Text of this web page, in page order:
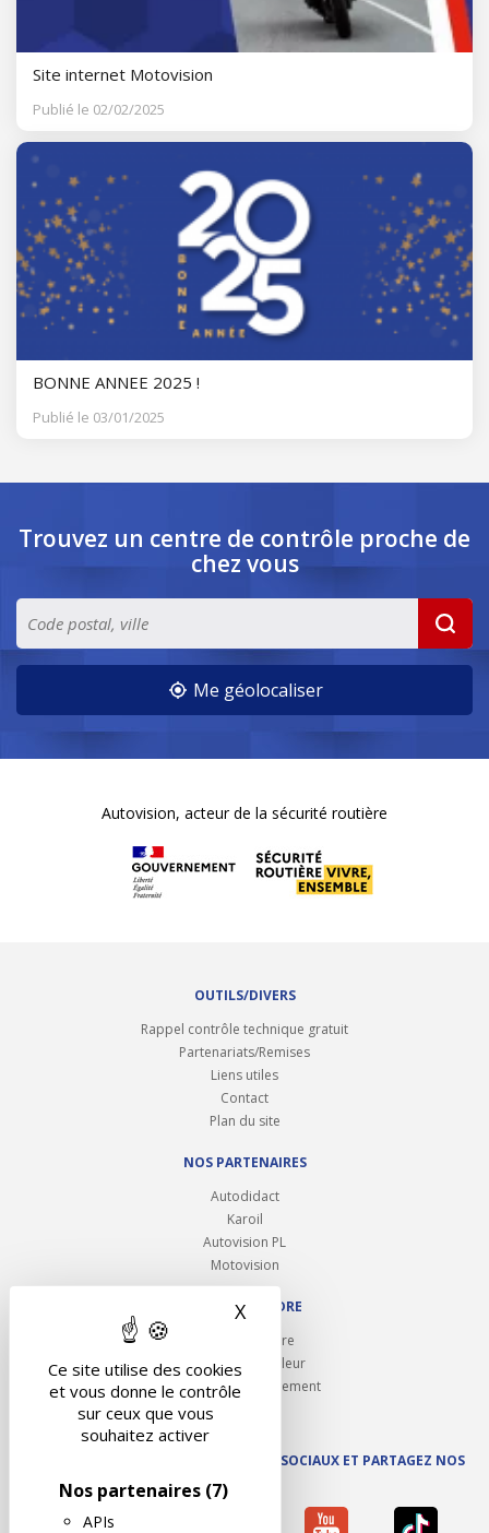
Ce site utilise des cookies
et vous donne le contrôle
sur ceux que vous
souhaitez activer
Nos partenaires (7)
APIs
X Masquer le bandeau des
Site internet Motovision
Publié le 02/02/2025
BONNE ANNEE 2025 !
Publié le 03/01/2025
Trouvez un centre de contrôle proche de
chez vous
Me géolocaliser
Autovision, acteur de la sécurité routière
OUTILS/DIVERS
Rappel contrôle technique gratuit
Partenariats/Remises
Liens utiles
Contact
Plan du site
NOS PARTENAIRES
Autodidact
Karoil
Autovision PL
Motovision
NOUS REJOINDRE
Ouvrir un centre
Devenez contrôleur
Carrières et recrutement
SUIVEZ AUTOVISION SUR LES RÉSEAUX SOCIAUX ET PARTAGEZ NOS
ACTUS